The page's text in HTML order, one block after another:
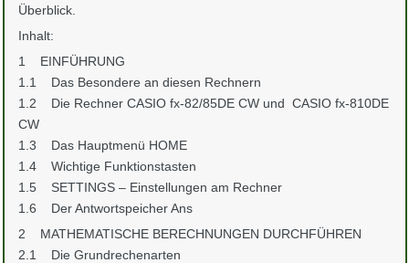
Überblick.
Inhalt:
1 EINFÜHRUNG
1.1 Das Besondere an diesen Rechnern
1.2 Die Rechner CASIO fx-82/85DE CW und CASIO fx-810DE
CW
1.3 Das Hauptmenü HOME
1.4 Wichtige Funktionstasten
1.5 SETTINGS – Einstellungen am Rechner
1.6 Der Antwortspeicher Ans
2 MATHEMATISCHE BERECHNUNGEN DURCHFÜHREN
2.1 Die Grundrechenarten